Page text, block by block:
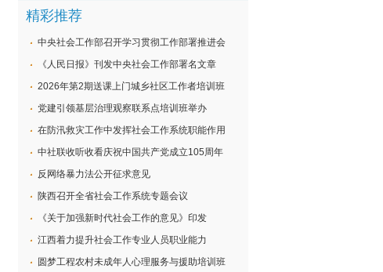
精彩推荐
中央社会工作部召开学习贯彻工作部署推进会
《人民日报》刊发中央社会工作部署名文章
2026年第2期送课上门城乡社区工作者培训班
党建引领基层治理观察联系点培训班举办
在防汛救灾工作中发挥社会工作系统职能作用
中社联收听收看庆祝中国共产党成立105周年
反网络暴力法公开征求意见
陕西召开全省社会工作系统专题会议
《关于加强新时代社会工作的意见》印发
江西着力提升社会工作专业人员职业能力
圆梦工程农村未成年人心理服务与援助培训班